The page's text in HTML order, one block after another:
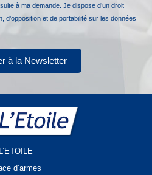
à ma demande. Je dispose d’un droit
d’opposition et de portabilité sur les données
à la Newsletter
L’ETOILE
d’armes